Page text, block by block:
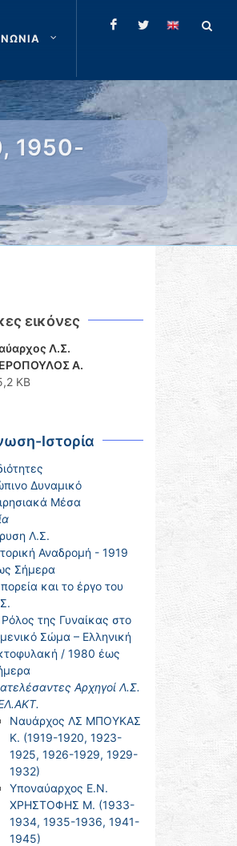
1950-
εικόνες
Λ.Σ.
Α.
KB
Ιστορία
Δυναμικό
Μέσα
Λ.Σ.
Αναδρομή - 1919
Σήμερα
και το έργο του
της Γυναίκας στο
Σώμα – Ελληνική
/ 1980 έως
Αρχηγοί Λ.Σ.
Ναυάρχος ΛΣ ΜΠΟΥΚΑΣ
Κ. (1919-1920, 1923-
1925, 1926-1929, 1929-
1932)
Υποναύαρχος Ε.Ν.
ΧΡΗΣΤΟΦΗΣ Μ. (1933-
1934, 1935-1936, 1941-
1945)